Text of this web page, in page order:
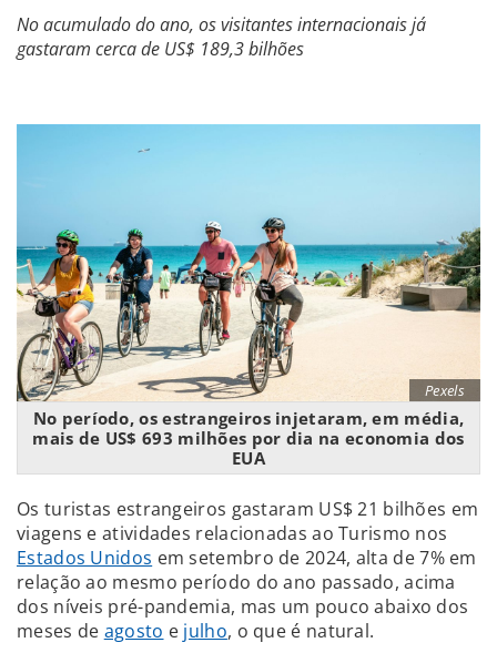
No acumulado do ano, os visitantes internacionais já
gastaram cerca de US$ 189,3 bilhões
Pexels
No período, os estrangeiros injetaram, em média,
mais de US$ 693 milhões por dia na economia dos
EUA
Os turistas estrangeiros gastaram US$ 21 bilhões em
viagens e atividades relacionadas ao Turismo nos
Estados Unidos em setembro de 2024, alta de 7% em
relação ao mesmo período do ano passado, acima
dos níveis pré-pandemia, mas um pouco abaixo dos
meses de agosto e julho, o que é natural.